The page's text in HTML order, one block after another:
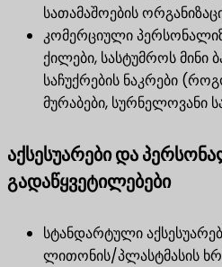
სათამაშოების
კომერციული
ქილები, სასტუმროს მინი
საჩუქრების ნაკრები
მურაბები, სურნელოვანი
აქსესუარები და
გადაწყვეტილებები
სტანდარტული
ლითონის/პლასტმასის